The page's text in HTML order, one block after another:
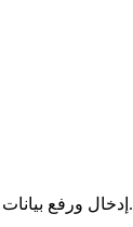
إدخال ورفع بيانات المنتجات (الصور، المواصفات، الأسعار) على المواقع الإلكترونية المختلفة.